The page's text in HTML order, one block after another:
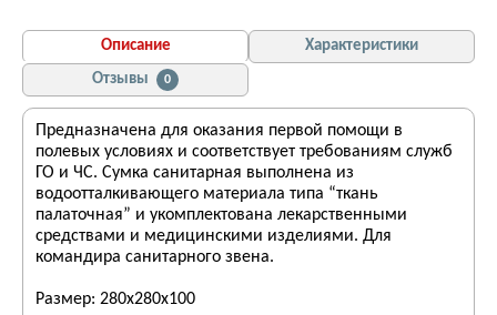
Описание
Характеристики
Отзывы
0
Предназначена для оказания первой помощи в
полевых условиях и соответствует требованиям служб
ГО и ЧС. Сумка санитарная выполнена из
водоотталкивающего материала типа “ткань
палаточная” и укомплектована лекарственными
средствами и медицинскими изделиями. Для
командира санитарного звена.
Размер: 280х280х100